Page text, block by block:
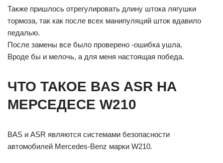
Также пришлось отрегулировать длину штока лягушки
тормоза, так как после всех манипуляций шток вдавило
педалью.
После замены все было проверено -ошибка ушла.
Вроде бы и мелочь, а для меня настоящая победа.
ЧТО ТАКОЕ BAS ASR НА
МЕРСЕДЕСЕ W210
BAS и ASR являются системами безопасности
автомобилей Mercedes-Benz марки W210.